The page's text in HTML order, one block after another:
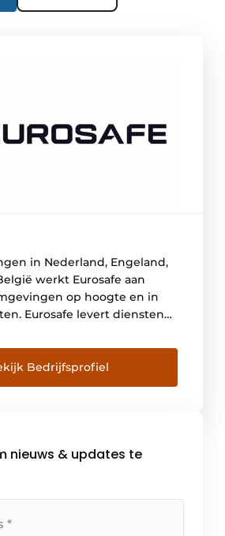
in Nederland, Engeland,
werkt Eurosafe aan
op hoogte en in
Eurosafe levert diensten
Safety Circle® biedt
werkwijze. En een
elke vraag en uitdaging. In
Eurosafe Solutions, R3B […]
Bedrijfsprofiel
nieuws & updates te